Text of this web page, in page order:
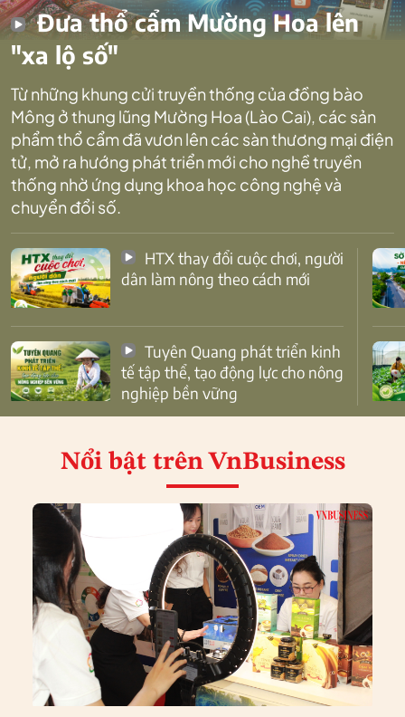
Đưa thổ cẩm Mường Hoa lên
"xa lộ số"
Từ những khung cửi truyền thống của đồng bào
Mông ở thung lũng Mường Hoa (Lào Cai), các sản
phẩm thổ cẩm đã vươn lên các sàn thương mại điện
tử, mở ra hướng phát triển mới cho nghề truyền
thống nhờ ứng dụng khoa học công nghệ và
chuyển đổi số.
dân làm nông theo cách mới
tế tập thể, tạo động lực cho nông
nghiệp bền vững
Nổi bật trên VnBusiness